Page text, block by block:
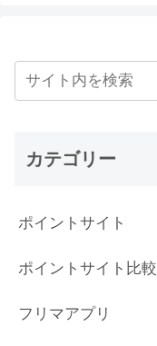
カテゴリー
ポイントサイト
ポイントサイト比較
フリマアプリ